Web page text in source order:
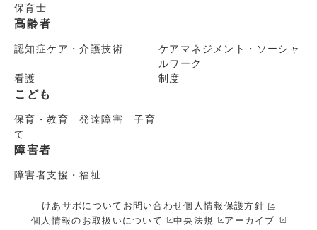
保育士
高齢者
認知症ケア・介護技術
ケアマネジメント・ソーシャ
ルワーク
看護
制度
こども
保育・教育 発達障害 子育
て
障害者
障害者支援・福祉
けあサポについて お問い合わせ個人情報保護方針
個人情報のお取扱いについて
中央法規 アーカイブ